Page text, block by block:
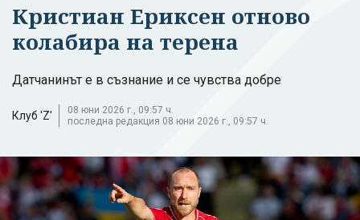
Кристиан Ериксен отново
колабира на терена
Датчанинът е в съзнание и се чувства добре
Клуб 'Z'
08 юни 2026 г., 09:57 ч.
последна редакция 08 юни 2026 г., 09:57 ч.